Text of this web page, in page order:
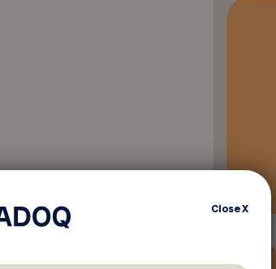
sur
CloseX